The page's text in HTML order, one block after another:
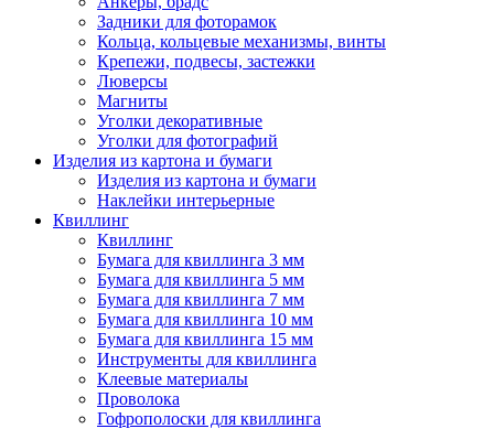
Задники для фоторамок
Кольца, кольцевые механизмы, винты
Крепежи, подвесы, застежки
Люверсы
Магниты
Уголки декоративные
Уголки для фотографий
Изделия из картона и бумаги
Изделия из картона и бумаги
Наклейки интерьерные
Квиллинг
Квиллинг
Бумага для квиллинга 3 мм
Бумага для квиллинга 5 мм
Бумага для квиллинга 7 мм
Бумага для квиллинга 10 мм
Бумага для квиллинга 15 мм
Инструменты для квиллинга
Клеевые материалы
Проволока
Гофрополоски для квиллинга